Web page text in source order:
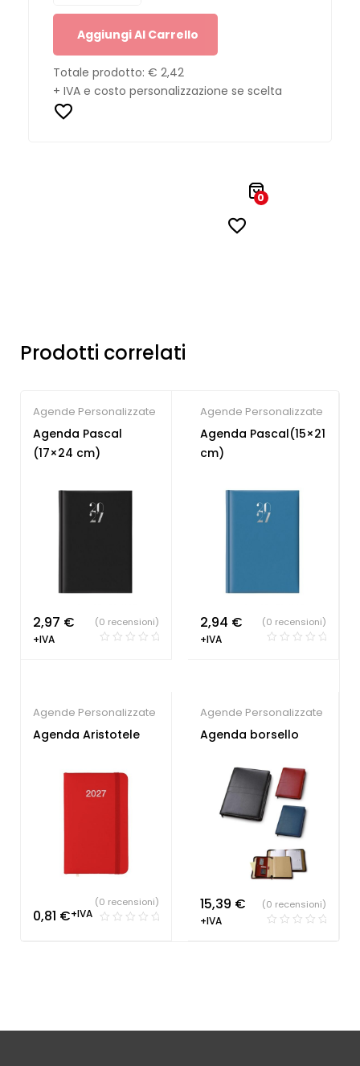
Aggiungi Al Carrello
Totale prodotto: € 2,42
+ IVA e costo personalizzazione se scelta
0
Prodotti correlati
Agende Personalizzate
Agenda Pascal
(17×24 cm)
2,97 €
+IVA
(0 recensioni)
Agende Personalizzate
Agenda Pascal(15×21
cm)
2,94 €
+IVA
(0 recensioni)
Agende Personalizzate
Agenda Aristotele
0,81 €+IVA
(0 recensioni)
Agende Personalizzate
Agenda borsello
15,39 €
+IVA
(0 recensioni)